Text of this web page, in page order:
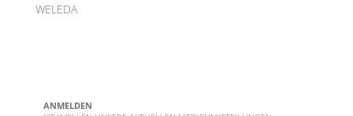
WELEDA
ANMELDEN